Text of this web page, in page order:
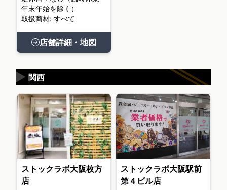
年末年始を除く）
取扱商材: すべて
店舗詳細・地図
関西
▶
ストックラボ大阪枚方
店
ストックラボ大阪駅前
第４ビル店